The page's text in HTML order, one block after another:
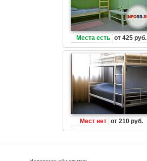
Места есть от 425 руб.
Мест нет от 210 руб.